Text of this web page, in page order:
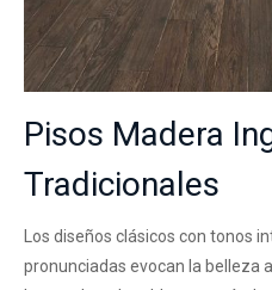
Pisos Madera
Tradicionales
Los diseños clásicos con tonos
pronunciadas evocan la belleza